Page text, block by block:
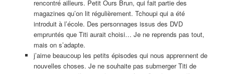
rencontré ailleurs. Petit Ours Brun, qui fait partie des
magazines qu’on lit régulièrement. Tchoupi qui a été
introduit à l’école. Des personnages issus des DVD
empruntés que Titi aurait choisi… Je ne reprends pas tout,
mais on s’adapte.
j’aime beaucoup les petits épisodes qui nous apprennent de
nouvelles choses. Je ne souhaite pas submerger Titi de